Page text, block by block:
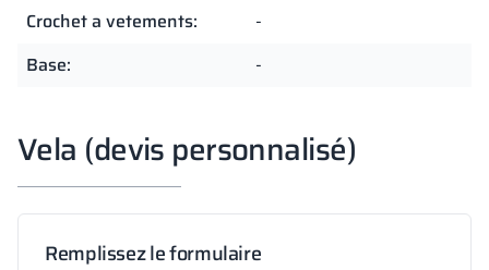
Crochet a vetements:
-
Base:
-
Vela (devis personnalisé)
Remplissez le formulaire